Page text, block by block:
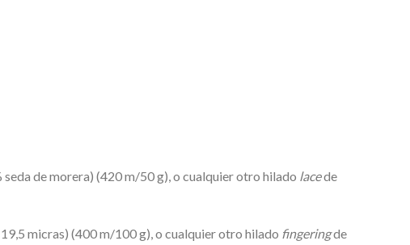
seda de morera) (420 m/50 g), o cualquier otro hilado lacede
micras) (400 m/100 g), o cualquier otro hilado fingeringde